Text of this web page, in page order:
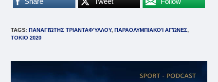
TAGS: ΠΑΝΑΓΙΏΤΗΣ ΤΡΙΑΝΤΑΦΎΛΛΟΥ, ΠΑΡΑΟΛΥΜΠΙΑΚΟΊ ΑΓΏΝΕΣ,
ΤΟΚΙΟ 2020